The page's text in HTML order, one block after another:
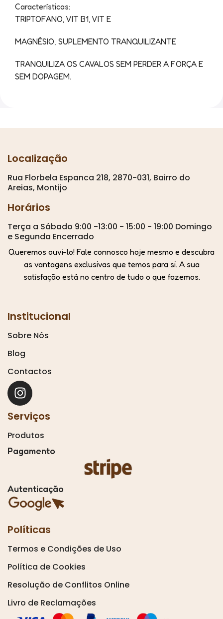
Características:
TRIPTOFANO, VIT B1, VIT E
MAGNÉSIO, SUPLEMENTO TRANQUILIZANTE
TRANQUILIZA OS CAVALOS SEM PERDER A FORÇA E
SEM DOPAGEM.
Localização
Rua Florbela Espanca 218, 2870-031, Bairro do
Areias, Montijo
Horários
Terça a Sábado 9:00 -13:00 - 15:00 - 19:00 Domingo
e Segunda Encerrado
Queremos ouvi-lo! Fale connosco hoje mesmo e descubra
as vantagens exclusivas que temos para si. A sua
satisfação está no centro de tudo o que fazemos.
Institucional
Sobre Nós
Blog
Contactos
Serviços
Produtos
Pagamento
Autenticação
Políticas
Termos e Condições de Uso
Política de Cookies
Resolução de Conflitos Online
Livro de Reclamações